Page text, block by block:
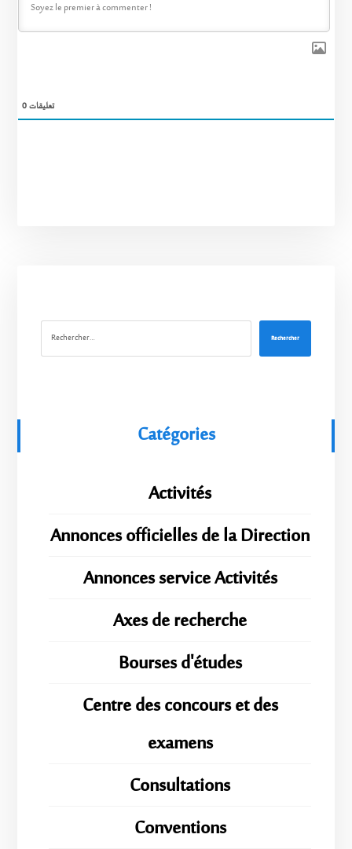
0تعليقات
Rechercher
Catégories
Activités
Annonces officielles de la Direction
Annonces service Activités
Axes de recherche
Bourses d'études
Centre des concours et des
examens
Consultations
Conventions